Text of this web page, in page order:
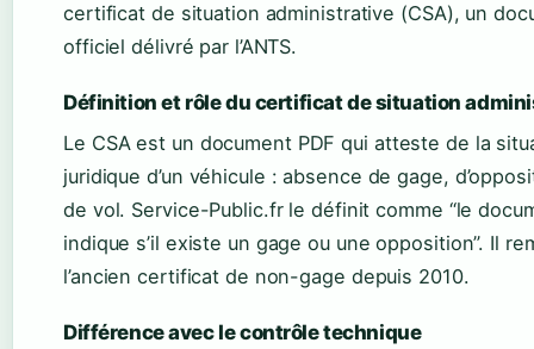
certificat de situation administrative (CSA), un
officiel délivré par l’ANTS.
Définition et rôle du certificat de situation
Le CSA est un document PDF qui atteste de la
juridique d’un véhicule : absence de gage,
de vol. Service-Public.fr le définit comme “le
indique s’il existe un gage ou une opposition”. Il
l’ancien certificat de non-gage depuis 2010.
Différence avec le contrôle technique